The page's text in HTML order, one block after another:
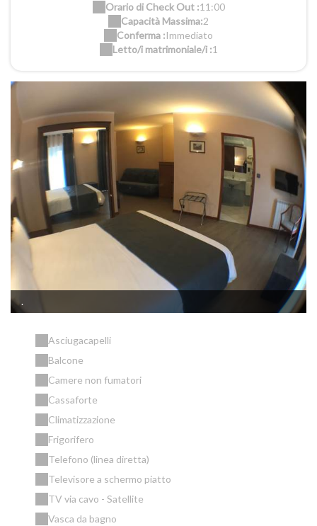
Orario di Check Out :11:00
Capacità Massima:2
Conferma :Immediato
Letto/i matrimoniale/i :1
.
Asciugacapelli
Balcone
Camere non fumatori
Cassaforte
Climatizzazione
Frigorifero
Telefono (linea diretta)
Televisore a schermo piatto
TV via cavo - Satellite
Vasca da bagno